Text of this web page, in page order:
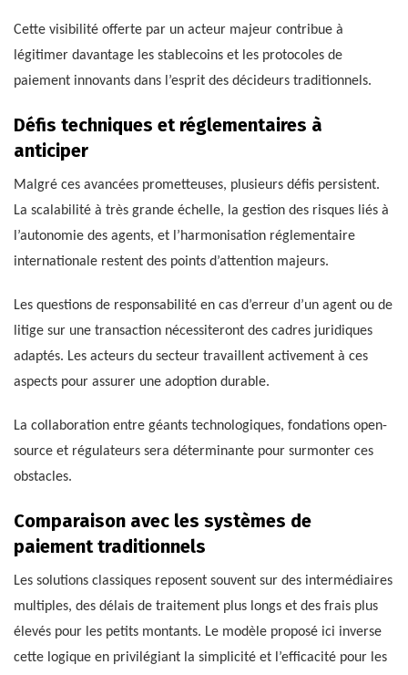
Cette visibilité offerte par un acteur majeur contribue à
légitimer davantage les stablecoins et les protocoles de
paiement innovants dans l’esprit des décideurs traditionnels.
Défis techniques et réglementaires à
anticiper
Malgré ces avancées prometteuses, plusieurs défis persistent.
La scalabilité à très grande échelle, la gestion des risques liés à
l’autonomie des agents, et l’harmonisation réglementaire
internationale restent des points d’attention majeurs.
Les questions de responsabilité en cas d’erreur d’un agent ou de
litige sur une transaction nécessiteront des cadres juridiques
adaptés. Les acteurs du secteur travaillent activement à ces
aspects pour assurer une adoption durable.
La collaboration entre géants technologiques, fondations open-
source et régulateurs sera déterminante pour surmonter ces
obstacles.
Comparaison avec les systèmes de
paiement traditionnels
Les solutions classiques reposent souvent sur des intermédiaires
multiples, des délais de traitement plus longs et des frais plus
élevés pour les petits montants. Le modèle proposé ici inverse
cette logique en privilégiant la simplicité et l’efficacité pour les